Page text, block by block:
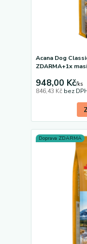
Acana Dog
ZDARMA+1x
948,00 Kč/ks
846,43 Kč bez
Doprava ZDARMA